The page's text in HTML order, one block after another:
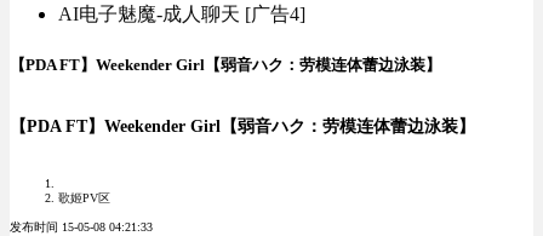
AI电子魅魔-成人聊天 [广告4]
【PDA FT】Weekender Girl【弱音ハク：劳模连体蕾边泳装】
【PDA FT】Weekender Girl【弱音ハク：劳模连体蕾边泳装】
歌姬PV区
发布时间 15-05-08 04:21:33